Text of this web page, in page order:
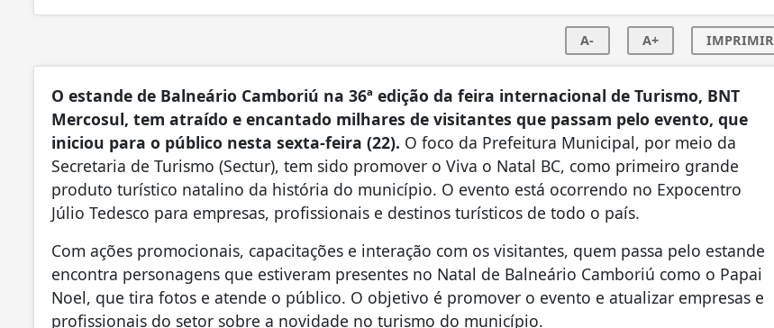
A- A+ IMPRIMIR
O estande de Balneário Camboriú na 36ª edição da feira internacional de Turismo, BNT
Mercosul, tem atraído e encantado milhares de visitantes que passam pelo evento, que
iniciou para o público nesta sexta-feira (22). O foco da Prefeitura Municipal, por meio da
Secretaria de Turismo (Sectur), tem sido promover o Viva o Natal BC, como primeiro grande
produto turístico natalino da história do município. O evento está ocorrendo no Expocentro
Júlio Tedesco para empresas, profissionais e destinos turísticos de todo o país.
Com ações promocionais, capacitações e interação com os visitantes, quem passa pelo estande
encontra personagens que estiveram presentes no Natal de Balneário Camboriú como o Papai
Noel, que tira fotos e atende o público. O objetivo é promover o evento e atualizar empresas e
profissionais do setor sobre a novidade no turismo do município.